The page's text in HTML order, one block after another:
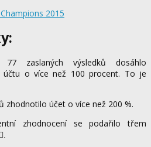
zaslaných výsledků dosáhlo
účtu o více než 100 procent. To je
zhodnotilo účet o více než 200 %.
zhodnocení se podařilo třem
.